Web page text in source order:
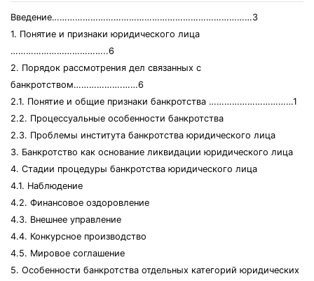
Введение……………………………………………………………………3
1. Понятие и признаки юридического лица
………………………………..6
2. Порядок рассмотрения дел связанных с
банкротством……………….……6
2.1. Понятие и общие признаки банкротства ……………………………1
2.2. Процессуальные особенности банкротства
2.3. Проблемы института банкротства юридического лица
3. Банкротство как основание ликвидации юридического лица
4. Стадии процедуры банкротства юридического лица
4.1. Наблюдение
4.2. Финансовое оздоровление
4.3. Внешнее управление
4.4. Конкурсное производство
4.5. Мировое соглашение
5. Особенности банкротства отдельных категорий юридических